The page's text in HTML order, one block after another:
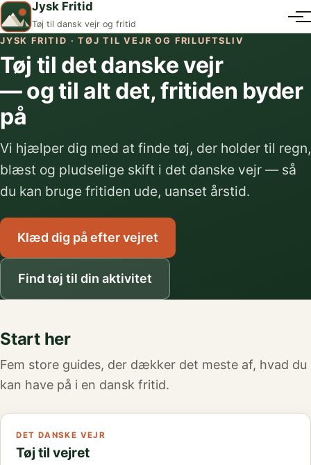
Jysk Fritid
Tøj til dansk vejr og fritid
JYSK FRITID · TØJ TIL VEJR OG FRILUFTSLIV
Tøj til det danske vejr
— og til alt det, fritiden byder
på
Vi hjælper dig med at finde tøj, der holder til regn,
blæst og pludselige skift i det danske vejr — så
du kan bruge fritiden ude, uanset årstid.
Klæd dig på efter vejret
Find tøj til din aktivitet
Start her
Fem store guides, der dækker det meste af, hvad du
kan have på i en dansk fritid.
DET DANSKE VEJR
Tøj til vejret